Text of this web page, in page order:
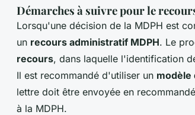
Démarches à suivre pour le
Lorsqu'une décision de la MDPH est
un recours administratif MDPH. Le
recours, dans laquelle l'identification
Il est recommandé d'utiliser un modèle
lettre doit être envoyée en
à la MDPH.